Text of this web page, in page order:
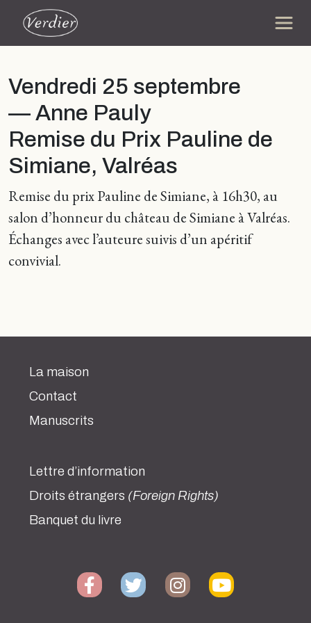
Vendredi 25 septembre
— Anne Pauly
Remise du Prix Pauline de
Simiane, Valréas
Remise du prix Pauline de Simiane, à 16h30, au
salon d’honneur du château de Simiane à Valréas.
Échanges avec l’auteure suivis d’un apéritif
convivial.
La maison
Contact
Manuscrits
Lettre d’information
Droits étrangers (Foreign Rights)
Banquet du livre